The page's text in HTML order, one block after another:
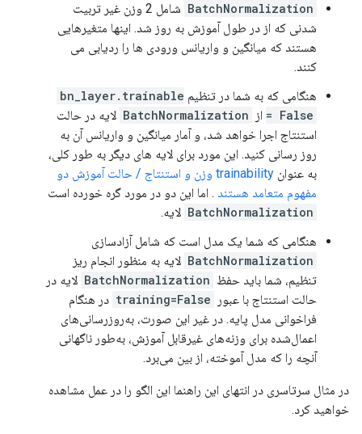
BatchNormalization
شامل 2 وزن غیر تربیت
شدنی که از در طول آموزش به روز شد. اینها متغیرهایی
هستند که میانگین و واریانس ورودی ها را ردیابی می
کنند.
هنگامی که به شما در تنظیم bn_layer.trainable
= False از BatchNormalization لایه در حالت
استنتاج اجرا خواهد شد، و آمار میانگین و واریانس آن به
روز رسانی کنید. این مورد برای لایه های دیگر به طور کلی،
به عنوان
trainability وزن و استنتاج / حالت آموزش دو
مفهوم متعامد هستند . اما این دو در مورد گره خورده است
BatchNormalization لایه.
هنگامی که شما یک مدل است که شامل آزادسازی
BatchNormalization لایه به منظور انجام ریز
تنظیم، شما باید حفظ BatchNormalization لایه در
حالت استنتاج با عبور
training=False در هنگام
فراخوانی مدل پایه. در غیر این صورت، به‌روزرسانی‌های
اعمال‌شده برای وزنه‌های غیرقابل آموزش، به‌طور ناگهانی
آنچه را که مدل آموخته، از بین می‌برد.
در مثال سرتاسری در انتهای این راهنما این الگو را در عمل مشاهده
خواهید کرد.